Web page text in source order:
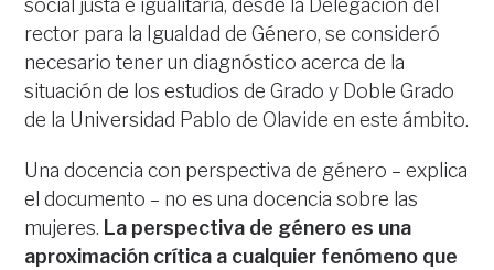
social justa e igualitaria, desde la Delegación del
rector para la Igualdad de Género, se consideró
necesario tener un diagnóstico acerca de la
situación de los estudios de Grado y Doble Grado
de la Universidad Pablo de Olavide en este ámbito.
Una docencia con perspectiva de género – explica
el documento – no es una docencia sobre las
mujeres. La perspectiva de género es una
aproximación crítica a cualquier fenómeno que